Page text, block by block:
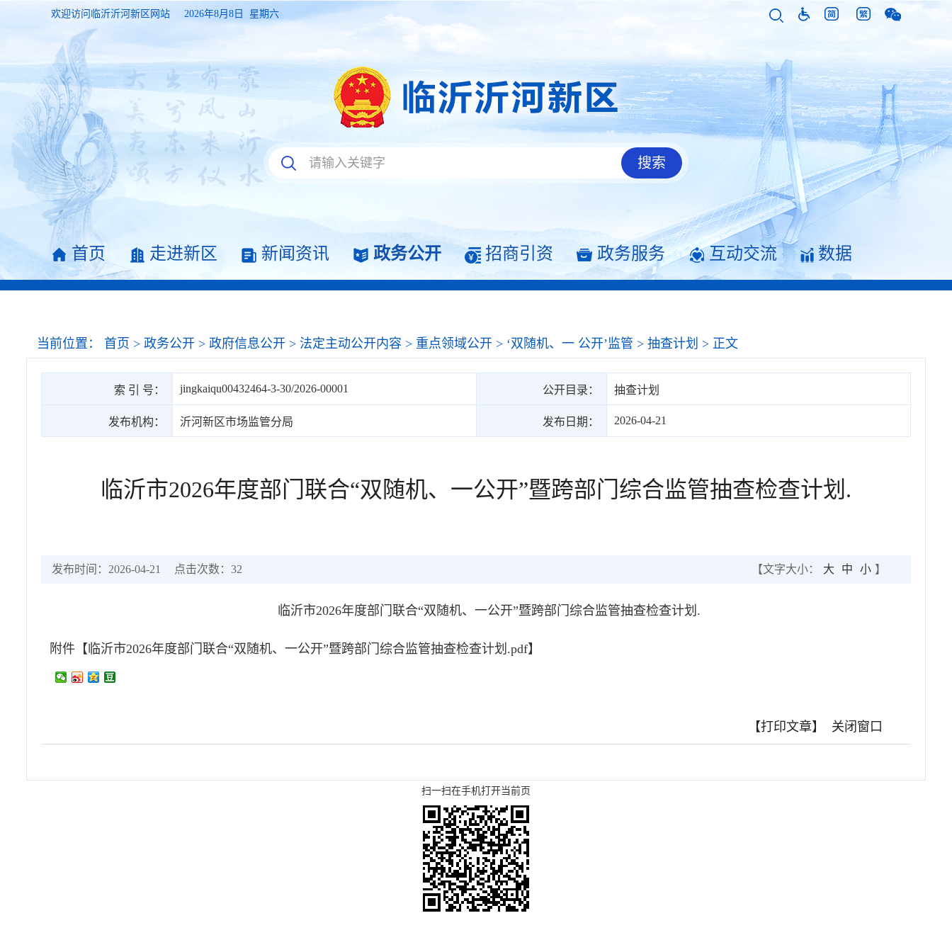
欢迎访问临沂沂河新区网站 2026年8月8日 星期六
首页 走进新区 新闻资讯 政务公开 招商引资 政务服务 互动交流 数据
当前位置： 首页 > 政务公开 > 政府信息公开 > 法定主动公开内容 > 重点领域公开 > ‘双随机、一 公开’监管 > 抽查计划 > 正文
索 引 号： jingkaiqu00432464-3-30/2026-00001 公开目录： 抽查计划
发布机构： 沂河新区市场监管分局 发布日期： 2026-04-21
临沂市2026年度部门联合“双随机、一公开”暨跨部门综合监管抽查检查计划.
发布时间：2026-04-21 点击次数： 32 【文字大小： 大 中 小 】
临沂市2026年度部门联合“双随机、一公开”暨跨部门综合监管抽查检查计划.
附件【临沂市2026年度部门联合“双随机、一公开”暨跨部门综合监管抽查检查计划.pdf】
【打印文章】 关闭窗口
扫一扫在手机打开当前页